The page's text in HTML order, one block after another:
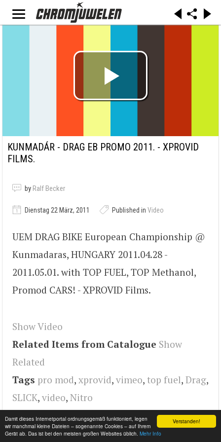
Verstanden!
Damit dieses Internetportal ordnungsgemäß funktioniert, legen
wir manchmal kleine Dateien – sogenannte Cookies – auf Ihrem
Gerät ab. Das ist bei den meisten großen Websites üblich. Mehr Info
KUNMADÁR - DRAG EB PROMO 2011. - XPROVID
FILMS.
by Ralf Becker
Dienstag 22 März, 2011 Published in Video
UEM DRAG BIKE European Championship @
Kunmadaras, HUNGARY 2011.04.28 -
2011.05.01. with TOP FUEL, TOP Methanol,
Promod CARS! - XPROVID Films.
Show Video
Related Items from Catalogue Show
Related
Tags pro mod, xprovid, vimeo, top fuel, Drag,
SLICK, video, Nitro